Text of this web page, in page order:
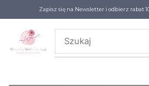
Zapisz się na Newsletter i odbierz rabat